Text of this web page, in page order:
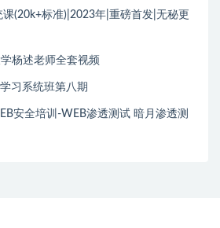
(20k+标准)|2023年|重磅首发|无秘更
杨述老师全套视频
习系统班第八期
安全培训-WEB渗透测试 暗月渗透测